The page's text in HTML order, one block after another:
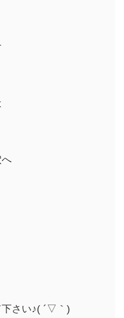
下さい♪( ´▽｀)